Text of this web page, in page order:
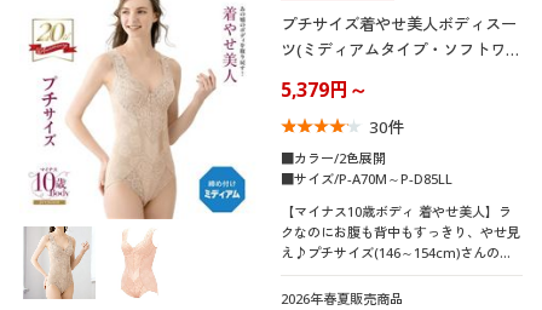
お気に入り
サポート
ご利用ガイド
よくある質問とお問い合わせ
メンズサイズ
M
カラー
プチサイズ着やせ美人ボディスー
ツ(ミディアムタイプ・ソフトワイ
5,379円～
30件
■カラー/2色展開
■サイズ/P-A70M～P-D85LL
【マイナス10歳ボディ 着やせ美人】ラ
クなのにお腹も背中もすっきり、やせ見
え♪プチサイズ(146～154cm)さんのボ
ディラインを若々しくキレイに整えるロ
ングヒットのボディスーツ
2026年春夏販売商品